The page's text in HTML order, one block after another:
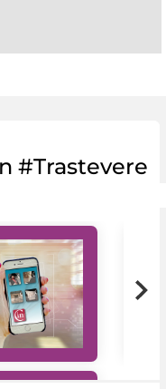
#Trastevere